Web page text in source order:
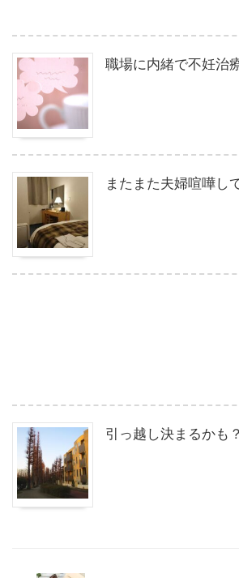
職場に内緒で不妊治
またまた夫婦喧嘩し
引っ越し決まるかも？